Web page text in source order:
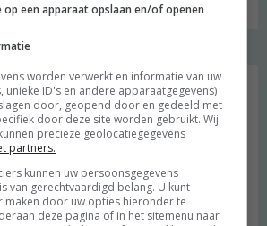
een apparaat opslaan en/of openen
worden verwerkt en informatie van uw
unieke ID's en andere apparaatgegevens)
door, geopend door en gedeeld met
door deze site worden gebruikt. Wij
precieze geolocatiegegevens
partners.
kunnen uw persoonsgegevens
van gerechtvaardigd belang. U kunt
maken door uw opties hieronder te
deze pagina of in het sitemenu naar